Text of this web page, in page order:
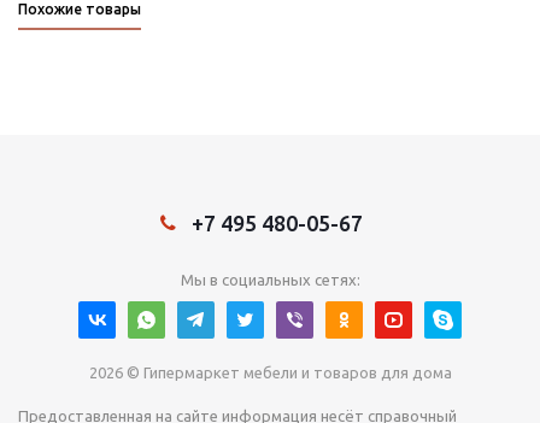
Похожие товары
+7 495 480-05-67
Мы в социальных сетях:
2026 © Гипермаркет мебели и товаров для дома
Предоставленная на сайте информация несёт справочный